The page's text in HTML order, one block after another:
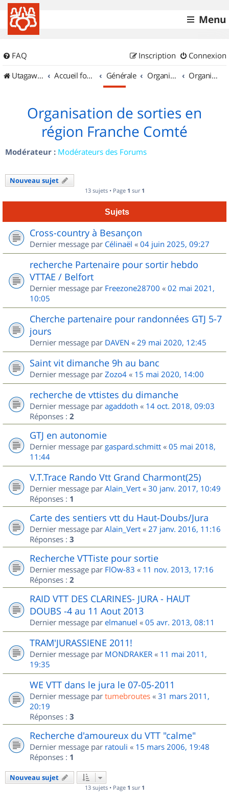
Menu
FAQ Connexion
Inscription
UtagawaVTT (Randos VTT et VTTAE avec traces GPS)
Accueil forum Générale Organisation de sorties & Recherche de partenaires Organisation de sorties en région Franche Comté
Organisation de sorties en
région Franche Comté
Modérateur : Modérateurs des Forums
Nouveau sujet
13 sujets • Page 1 sur 1
Sujets
Cross-country à Besançon
Dernier message par Célinaël « 04 juin 2025, 09:27
recherche Partenaire pour sortir hebdo
VTTAE / Belfort
Dernier message par Freezone28700 « 02 mai 2021,
10:05
Cherche partenaire pour randonnées GTJ 5-7
jours
Dernier message par DAVEN « 29 mai 2020, 12:45
Saint vit dimanche 9h au banc
Dernier message par Zozo4 « 15 mai 2020, 14:00
recherche de vttistes du dimanche
Dernier message par agaddoth « 14 oct. 2018, 09:03
Réponses : 2
GTJ en autonomie
Dernier message par gaspard.schmitt « 05 mai 2018,
11:44
V.T.Trace Rando Vtt Grand Charmont(25)
Dernier message par Alain_Vert « 30 janv. 2017, 10:49
Réponses : 1
Carte des sentiers vtt du Haut-Doubs/Jura
Dernier message par Alain_Vert « 27 janv. 2016, 11:16
Réponses : 3
Recherche VTTiste pour sortie
Dernier message par FlOw-83 « 11 nov. 2013, 17:16
Réponses : 2
RAID VTT DES CLARINES- JURA - HAUT
DOUBS -4 au 11 Aout 2013
Dernier message par elmanuel « 05 avr. 2013, 08:11
TRAM'JURASSIENE 2011!
Dernier message par MONDRAKER « 11 mai 2011,
19:35
WE VTT dans le jura le 07-05-2011
Dernier message par tumebroutes « 31 mars 2011,
20:19
Réponses : 3
Recherche d'amoureux du VTT "calme"
Dernier message par ratouli « 15 mars 2006, 19:48
Réponses : 1
Nouveau sujet
13 sujets • Page 1 sur 1